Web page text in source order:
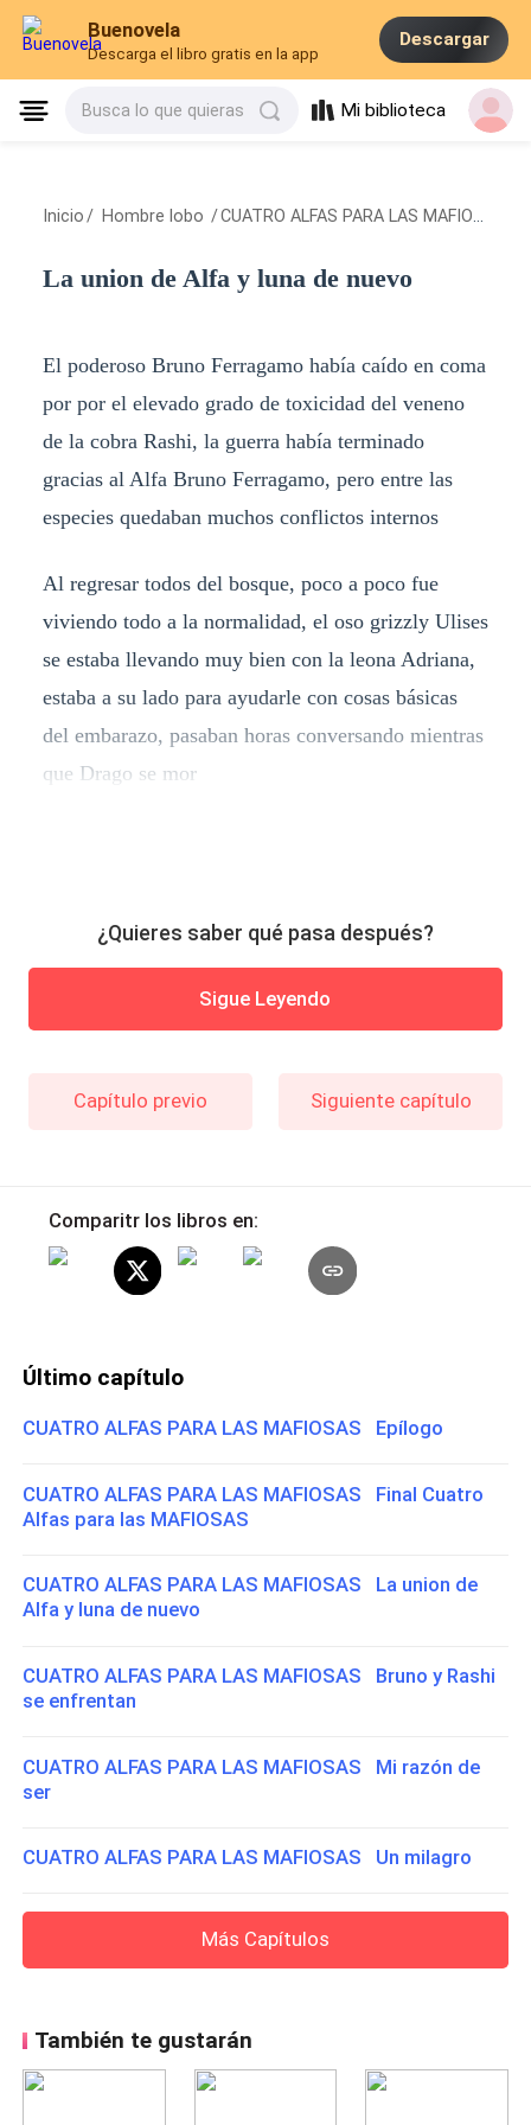
Buenovela
Descarga el libro gratis en la app
Descargar
Busca lo que quieras Mi biblioteca
Inicio / Hombre lobo /CUATRO ALFAS PARA LAS MAFIOSAS
La union de Alfa y luna de nuevo
El poderoso Bruno Ferragamo había caído en coma
por por el elevado grado de toxicidad del veneno
de la cobra Rashi, la guerra había terminado
gracias al Alfa Bruno Ferragamo, pero entre las
especies quedaban muchos conflictos internos
Al regresar todos del bosque, poco a poco fue
viviendo todo a la normalidad, el oso grizzly Ulises
se estaba llevando muy bien con la leona Adriana,
estaba a su lado para ayudarle con cosas básicas
del embarazo, pasaban horas conversando mientras
que Drago se mor
¿Quieres saber qué pasa después?
Sigue Leyendo
Capítulo previo Siguiente capítulo
Comparitr los libros en:
Último capítulo
CUATRO ALFAS PARA LAS MAFIOSAS Epílogo
CUATRO ALFAS PARA LAS MAFIOSAS Final Cuatro
Alfas para las MAFIOSAS
CUATRO ALFAS PARA LAS MAFIOSAS La union de
Alfa y luna de nuevo
CUATRO ALFAS PARA LAS MAFIOSAS Bruno y Rashi
se enfrentan
CUATRO ALFAS PARA LAS MAFIOSAS Mi razón de
ser
CUATRO ALFAS PARA LAS MAFIOSAS Un milagro
Más Capítulos
También te gustarán